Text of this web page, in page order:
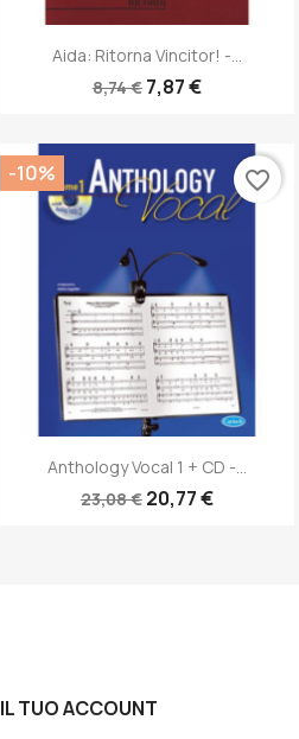
Anteprima
Aida: Ritorna Vincitor! -...
8,74 € 7,87 €
Anteprima
Anthology Vocal 1 + CD -...
23,08 € 20,77 €
-10% favorite_border
IL TUO ACCOUNT